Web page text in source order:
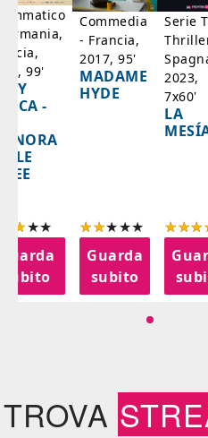
99'
-
subito
Commedia
- Francia,
2017, 95'
MADAME
HYDE
Guarda
subito
Serie
2023,
7x60'
LA
TROVA